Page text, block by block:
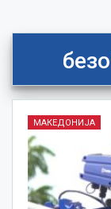
МАКЕДОНИЈА